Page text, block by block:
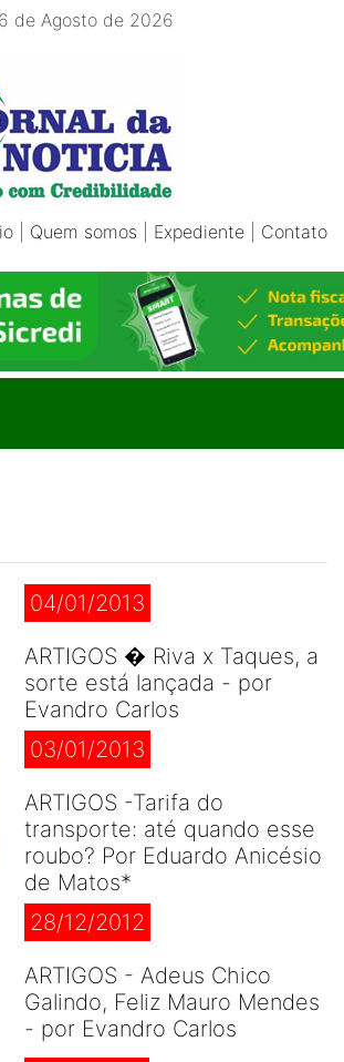
de Agosto de 2026
Quem somos Expediente Contato
04/01/2013
ARTIGOS � Riva x Taques, a
sorte está lançada - por
Evandro Carlos
03/01/2013
ARTIGOS -Tarifa do
transporte: até quando esse
roubo? Por Eduardo Anicésio
de Matos*
28/12/2012
ARTIGOS - Adeus Chico
Galindo, Feliz Mauro Mendes
- por Evandro Carlos